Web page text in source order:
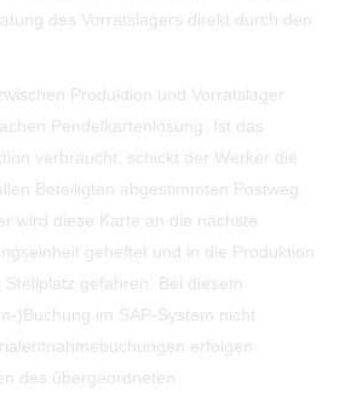
des Vorratslagers direkt durch den
Produktion und Vorratslager
Pendelkartenlösung. Ist das
verbraucht, schickt der Werker die
Beteiligten abgestimmten Postweg
wird diese Karte an die nächste
geheftet und in die Produktion
gefahren. Bei diesem
)Buchung im SAP-System nicht
erfolgen
des übergeordneten